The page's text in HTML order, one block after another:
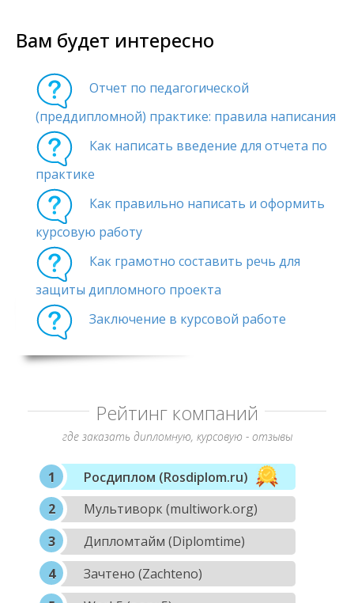
Вам будет интересно
Отчет по педагогической
(преддипломной) практике: правила написания
Как написать введение для отчета по
практике
Как правильно написать и оформить
курсовую работу
Как грамотно составить речь для
защиты дипломного проекта
Заключение в курсовой работе
Рейтинг компаний
где заказать дипломную, курсовую - отзывы
Росдиплом (Rosdiplom.ru)
Мультиворк (multiwork.org)
Дипломтайм (Diplomtime)
Зачтено (Zachteno)